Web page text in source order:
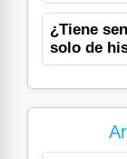
¿Tiene
solo de